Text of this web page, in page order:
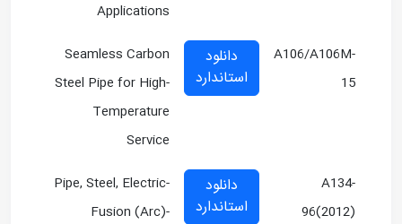
Applications
A106/A106M-
15
دانلود
استاندارد
Seamless Carbon
Steel Pipe for High-
Temperature
Service
A134-
96(2012)
دانلود
استاندارد
Pipe, Steel, Electric-
Fusion (Arc)-